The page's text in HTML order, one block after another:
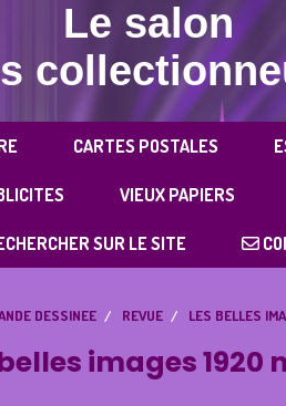
Le salon
CARTES POSTALES
VIEUX PAPIERS
SUR LE SITE
DESSINEE REVUE LES BELLES
images 1920